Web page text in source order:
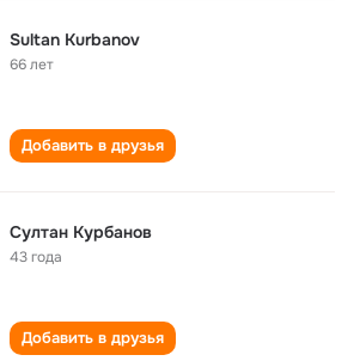
Sultan Kurbanov
66 лет
Добавить в друзья
Султан Курбанов
43 года
Добавить в друзья